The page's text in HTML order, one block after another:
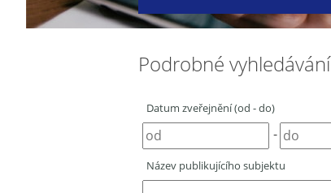
Podrobné vyhledávání
Datum zveřejnění (od - do)
-
Název publikujícího subjektu